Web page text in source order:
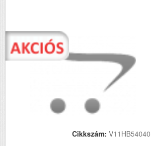
Cikkszám: V11HB54040